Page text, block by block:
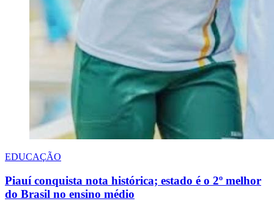
EDUCAÇÃO
Piauí conquista nota histórica; estado é o 2º melhor
do Brasil no ensino médio